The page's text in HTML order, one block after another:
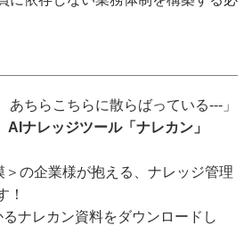
あちらこちらに散らばっている---」
AIナレッジツール「ナレカン」
＞の企業様が抱える、ナレッジ管理
！
ナレカン資料をダウンロードし